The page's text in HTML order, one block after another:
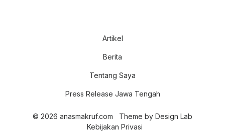
Artikel
Berita
Tentang Saya
Press Release Jawa Tengah
© 2026 anasmakruf.com Theme by Design Lab
Kebijakan Privasi